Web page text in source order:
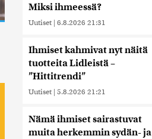
Miksi ihmeessä?
Uutiset | 6.8.2026 21:31
Ihmiset kahmivat nyt näitä
tuotteita Lidleistä –
”Hittitrendi”
Uutiset | 5.8.2026 21:21
Nämä ihmiset sairastuvat
muita herkemmin sydän- ja